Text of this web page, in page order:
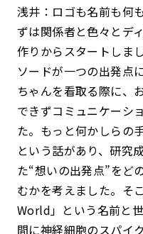
浅井：ロゴも名前も何
ずは関係者と色々とデ
作りからスタートしま
ソードが一つの出発点
ちゃんを看取る際に、
できずコミュニケーシ
た。もっと何かしらの
という話があり、研究
た“想いの出発点”をど
むかを考えました。そ
World」という名前と
間に神経細胞のスパイ